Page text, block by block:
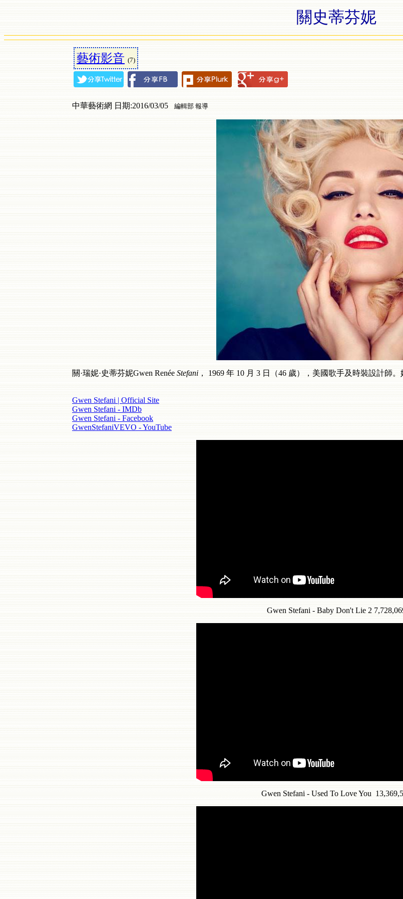
關史蒂芬妮
藝術影音 (7)
中華藝術網 日期:2016/03/05 編輯部 報導
關·瑞妮·史蒂芬妮Gwen Renée Stefani ， 1969 年 10 月 3 日（46 歲），美國歌手及時裝設計師
Gwen Stefani | Official Site
Gwen Stefani - IMDb
Gwen Stefani - Facebook
GwenStefaniVEVO - YouTube
Gwen Stefani - Baby Don't Lie 2
Gwen Stefani - Used To Love You